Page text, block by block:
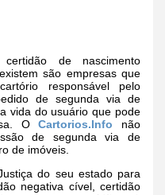
de nascimento
são empresas que
responsável pelo
de segunda via de
vida do usuário que pode
OCartorios.Info não
de segunda via de
de imóveis.
do seu estado para
negativa cível, certidão